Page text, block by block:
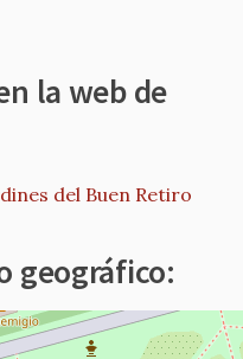
la web de
del Buen Retiro
geográfico: